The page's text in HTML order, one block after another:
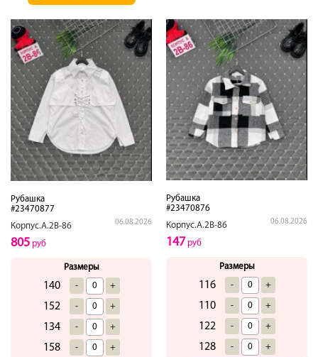
Рубашка
#23470877
Корпус.А.2В-86
06.08.2026
805 руб
Размеры
140 - +
152 - +
134 - +
158 - +
Рубашка
#23470876
Корпус.А.2В-86
06.08.2026
147 руб
Размеры
116 - +
110 - +
122 - +
128 - +